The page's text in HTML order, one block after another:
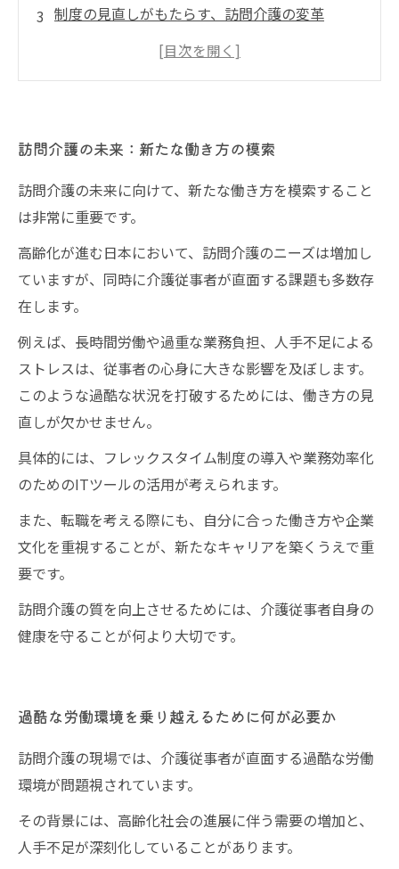
制度の見直しがもたらす、訪問介護の変革
働き方改革の成功事例とそのポイント
訪問介護の未来：新たな働き方の模索
訪問介護の未来に向けて、新たな働き方を模索すること
は非常に重要です。
高齢化が進む日本において、訪問介護のニーズは増加し
ていますが、同時に介護従事者が直面する課題も多数存
在します。
例えば、長時間労働や過重な業務負担、人手不足による
ストレスは、従事者の心身に大きな影響を及ぼします。
このような過酷な状況を打破するためには、働き方の見
直しが欠かせません。
具体的には、フレックスタイム制度の導入や業務効率化
のためのITツールの活用が考えられます。
また、転職を考える際にも、自分に合った働き方や企業
文化を重視することが、新たなキャリアを築くうえで重
要です。
訪問介護の質を向上させるためには、介護従事者自身の
健康を守ることが何より大切です。
過酷な労働環境を乗り越えるために何が必要か
訪問介護の現場では、介護従事者が直面する過酷な労働
環境が問題視されています。
その背景には、高齢化社会の進展に伴う需要の増加と、
人手不足が深刻化していることがあります。